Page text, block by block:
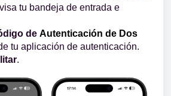
tu bandeja de entrada e
de Autenticación de Dos
tu aplicación de autenticación.
.